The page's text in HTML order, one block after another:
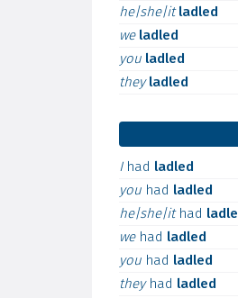
he|she|itladled
we ladled
you ladled
theyladled
I had ladled
you had ladled
he|she|it had
we had ladled
you had ladled
they had ladled